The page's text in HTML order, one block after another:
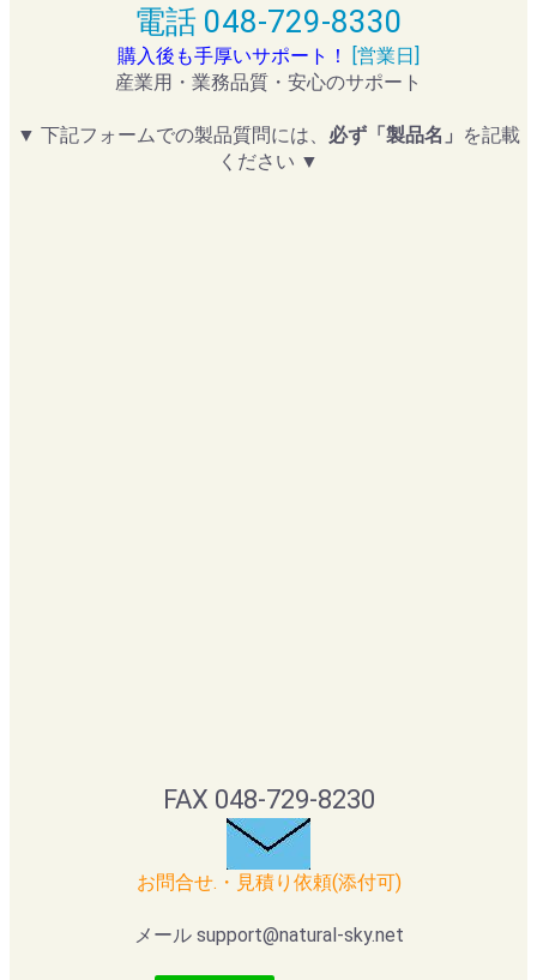
電話 048-729-8330
購入後も手厚いサポート！
[営業日]
産業用・業務品質・安心のサポート
▼ 下記フォームでの製品質問には、 必ず「製品名」 を記載
ください ▼
FAX 048-729-8230
お問合せ.・見積り依頼(添付可)
メール support@natural-sky.net